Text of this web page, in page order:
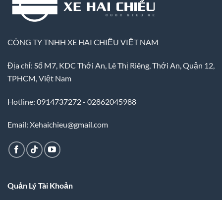
CÔNG TY TNHH XE HAI CHIỀU VIỆT NAM
Địa chỉ: Số M7, KDC Thới An, Lê Thị Riêng, Thới An, Quận 12,
TPHCM, Việt Nam
Hotline: 0914737272 - 02862045988
Email: Xehaichieu@gmail.com
Quản Lý Tài Khoản